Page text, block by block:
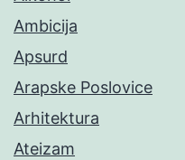
Ambicija
Apsurd
Arapske Poslovice
Arhitektura
Ateizam